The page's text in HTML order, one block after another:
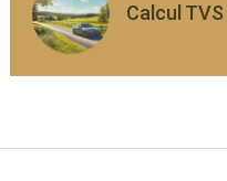
Calcul